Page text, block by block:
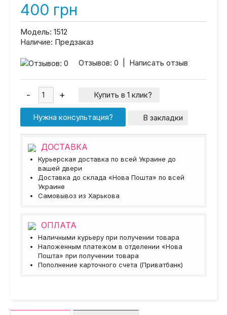
400 грн
Модель: 1512
Наличие: Предзаказ
Отзывов: 0 Написать отзыв
Купить в 1 клик?
Нужна консультация? В закладки
ДОСТАВКА
Курьерская доставка по всей Украине до
вашей двери
Доставка до склада «Нова Пошта» по всей
Украине
Самовывоз из Харькова
ОПЛАТА
Наличными курьеру при получении товара
Наложенным платежом в отделении «Нова
Пошта» при получении товара
Пополнение карточного счета (Приватбанк)